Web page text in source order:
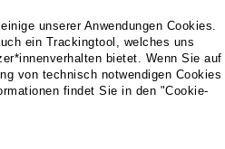
unserer Anwendungen Cookies.
ein Trackingtool, welches uns
bietet. Wenn Sie auf
von technisch notwendigen Cookies
findet Sie in den "Cookie-